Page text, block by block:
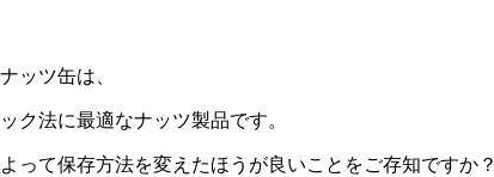
ッツ缶は、
ク法に最適なナッツ製品です。
って保存方法を変えたほうが良いことをご存知ですか？